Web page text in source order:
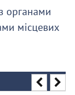
органами
місцевих